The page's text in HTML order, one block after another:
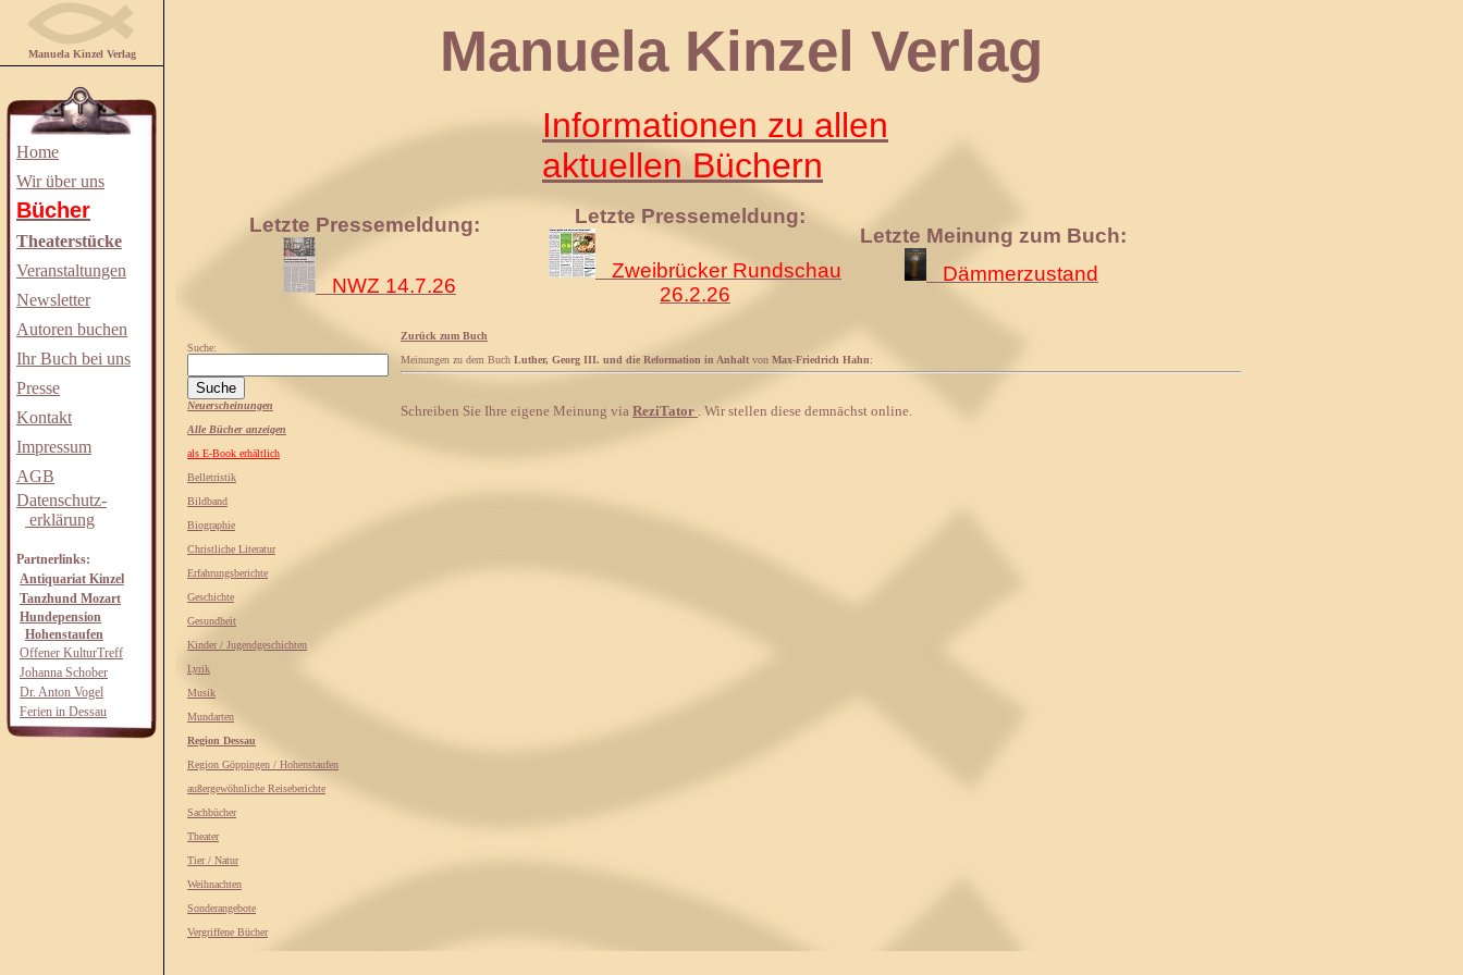
Manuela Kinzel Verlag
Home
Wir über uns
Bücher
Theaterstücke
Veranstaltungen
Newsletter
Autoren buchen
Ihr Buch bei uns
Presse
Kontakt
Impressum
AGB
Datenschutz-
erklärung
Partnerlinks:
Antiquariat Kinzel
Tanzhund Mozart
Hundepension
Hohenstaufen
Offener KulturTreff
Johanna Schober
Dr. Anton Vogel
Ferien in Dessau
Manuela Kinzel Verlag
Informationen zu allen
aktuellen Büchern
Letzte Pressemeldung:
NWZ 14.7.26
Letzte Pressemeldung:
Zweibrücker Rundschau
26.2.26
Letzte Meinung zum Buch:
Dämmerzustand
Suche:
Neuerscheinungen
Alle Bücher anzeigen
als E-Book erhältlich
Belletristik
Bildband
Biographie
Christliche Literatur
Erfahrungsberichte
Geschichte
Gesundheit
Kinder / Jugendgeschichten
Lyrik
Musik
Mundarten
Region Dessau
Region Göppingen / Hohenstaufen
außergewöhnliche Reiseberichte
Sachbücher
Theater
Tier / Natur
Weihnachten
Sonderangebote
Vergriffene Bücher
Zurück zum Buch
Meinungen zu dem Buch Luther, Georg III. und die Reformation in Anhalt von Max-Friedrich Hahn:
Schreiben Sie Ihre eigene Meinung via ReziTator . Wir stellen diese demnächst online.